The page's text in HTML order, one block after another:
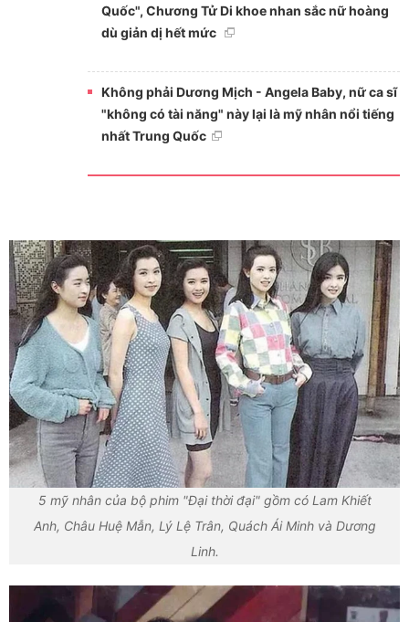
Quốc", Chương Tử Di khoe nhan sắc nữ hoàng
dù giản dị hết mức
Không phải Dương Mịch - Angela Baby, nữ ca sĩ
"không có tài năng" này lại là mỹ nhân nổi tiếng
nhất Trung Quốc
5 mỹ nhân của bộ phim "Đại thời đại" gồm có Lam Khiết
Anh, Châu Huệ Mẫn, Lý Lệ Trân, Quách Ái Minh và Dương
Linh.